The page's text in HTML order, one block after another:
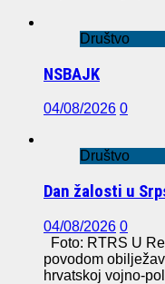
Društvo
NSBAJK
04/08/2026 0
Društvo
Dan žalosti u
04/08/2026 0
Foto: RTRS U
povodom
hrvatskoj vojno-